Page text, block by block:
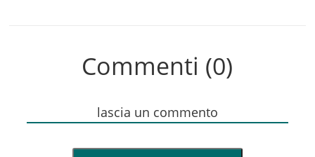
Commenti (0)
lascia un commento